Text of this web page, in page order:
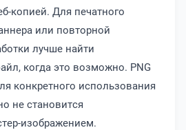
копией. Для печатного
или повторной
лучше найти
когда это возможно. PNG
конкретного использования
не становится
изображением.